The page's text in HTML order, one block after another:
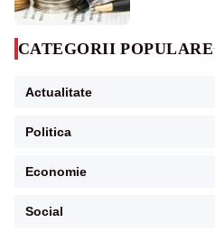
CATEGORII POPULARE
Actualitate
Politica
Economie
Social